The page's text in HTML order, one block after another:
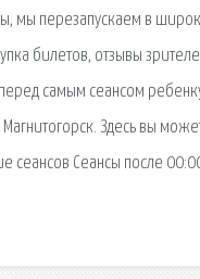
мы перезапускаем в
билетов, отзывы
самым сеансом
Здесь вы
сеансов Сеансы после